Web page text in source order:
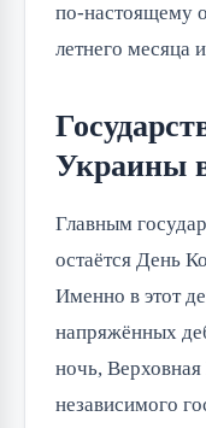
по-настоящему
летнего месяца
Украины
Главным
остаётся День
Именно в этот
напряжённых
ночь,
независимого